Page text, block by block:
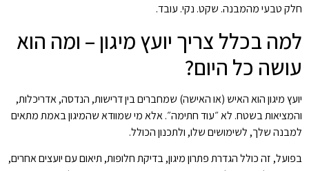
חלק טבעי מהמבנה. שקט. נקי. עובד.
למה בכלל צריך יועץ מיגון – ומה הוא
עושה כל היום?
יועץ מיגון הוא האיש (או האישה) שמחברים בין דרישות, הנדסה, אדריכלות,
והמציאות בשטח. לא ״עוד חתימה״. אלא מי שמוודא שהמיגון באמת מתאים
למבנה שלך, לשימושים שלו, ולתכנון הכולל.
בפועל, זה כולל הגדרת פתרון מיגון, בדיקת חלופות, תיאום עם יועצים אחרים,